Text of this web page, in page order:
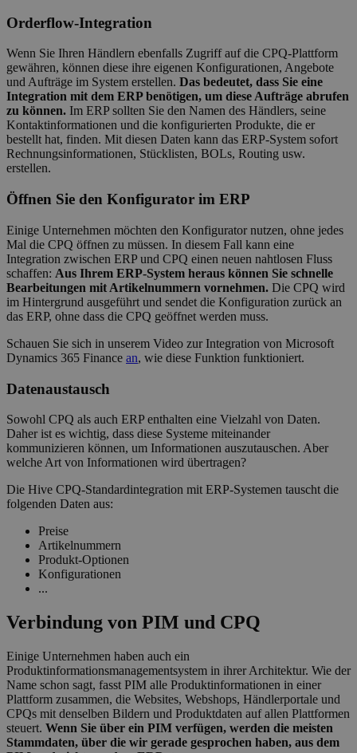
Orderflow-Integration
Wenn Sie Ihren Händlern ebenfalls Zugriff auf die CPQ-Plattform
gewähren, können diese ihre eigenen Konfigurationen, Angebote
und Aufträge im System erstellen. Das bedeutet, dass Sie eine
Integration mit dem ERP benötigen, um diese Aufträge abrufen
zu können. Im ERP sollten Sie den Namen des Händlers, seine
Kontaktinformationen und die konfigurierten Produkte, die er
bestellt hat, finden. Mit diesen Daten kann das ERP-System sofort
Rechnungsinformationen, Stücklisten, BOLs, Routing usw.
erstellen.
Öffnen Sie den Konfigurator im ERP
Einige Unternehmen möchten den Konfigurator nutzen, ohne jedes
Mal die CPQ öffnen zu müssen. In diesem Fall kann eine
Integration zwischen ERP und CPQ einen neuen nahtlosen Fluss
schaffen: Aus Ihrem ERP-System heraus können Sie schnelle
Bearbeitungen mit Artikelnummern vornehmen. Die CPQ wird
im Hintergrund ausgeführt und sendet die Konfiguration zurück an
das ERP, ohne dass die CPQ geöffnet werden muss.
Schauen Sie sich in unserem Video zur Integration von Microsoft
Dynamics 365 Finance an, wie diese Funktion funktioniert.
Datenaustausch
Sowohl CPQ als auch ERP enthalten eine Vielzahl von Daten.
Daher ist es wichtig, dass diese Systeme miteinander
kommunizieren können, um Informationen auszutauschen. Aber
welche Art von Informationen wird übertragen?
Die Hive CPQ-Standardintegration mit ERP-Systemen tauscht die
folgenden Daten aus:
Preise
Artikelnummern
Produkt-Optionen
Konfigurationen
...
Verbindung von PIM und CPQ
Einige Unternehmen haben auch ein
Produktinformationsmanagementsystem in ihrer Architektur. Wie der
Name schon sagt, fasst PIM alle Produktinformationen in einer
Plattform zusammen, die Websites, Webshops, Händlerportale und
CPQs mit denselben Bildern und Produktdaten auf allen Plattformen
steuert. Wenn Sie über ein PIM verfügen, werden die meisten
Stammdaten, über die wir gerade gesprochen haben, aus dem